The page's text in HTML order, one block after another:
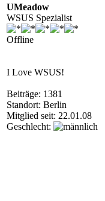
UMeadow
WSUS Spezialist
Offline
I Love WSUS!
Beiträge: 1381
Standort: Berlin
Mitglied seit: 22.01.08
Geschlecht: